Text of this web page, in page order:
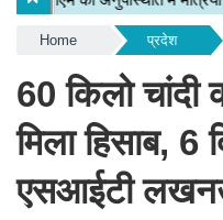
Home प्रदेश
60 किलो चांदी
मिला हिसाब, 6
एसआईटी